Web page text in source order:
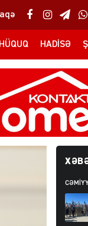
HÜQUQ HADISƏ